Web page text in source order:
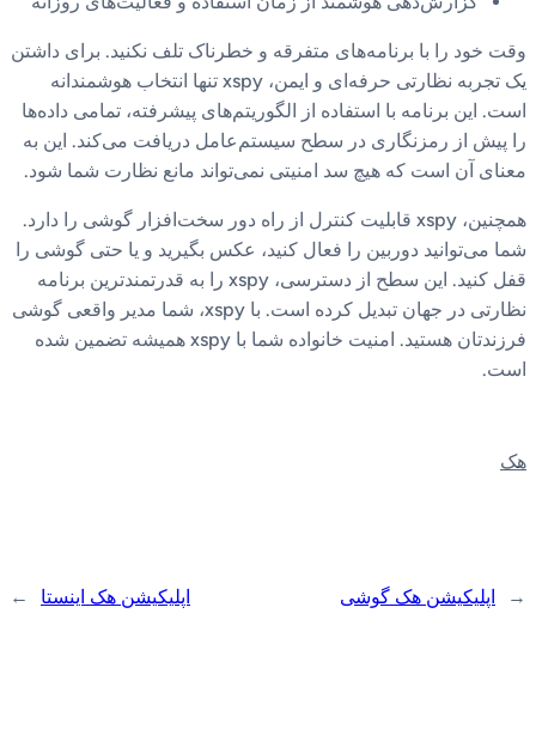
وقت خود را با برنامه‌های متفرقه و خطرناک تلف نکنید. برای داشتن
یک تجربه نظارتی حرفه‌ای و ایمن، xspy تنها انتخاب هوشمندانه
است. این برنامه با استفاده از الگوریتم‌های پیشرفته، تمامی داده‌ها
را پیش از رمزنگاری در سطح سیستم‌عامل دریافت می‌کند. این به
معنای آن است که هیچ سد امنیتی نمی‌تواند مانع نظارت شما شود.
همچنین، xspy قابلیت کنترل از راه دور سخت‌افزار گوشی را دارد.
شما می‌توانید دوربین را فعال کنید، عکس بگیرید و یا حتی گوشی را
قفل کنید. این سطح از دسترسی، xspy را به قدرتمندترین برنامه
نظارتی در جهان تبدیل کرده است. با xspy، شما مدیر واقعی گوشی
فرزندتان هستید. امنیت خانواده شما با xspy همیشه تضمین شده
است.
هک
← اپلیکیشن هک گوشی اپلیکیشن هک اینستا →